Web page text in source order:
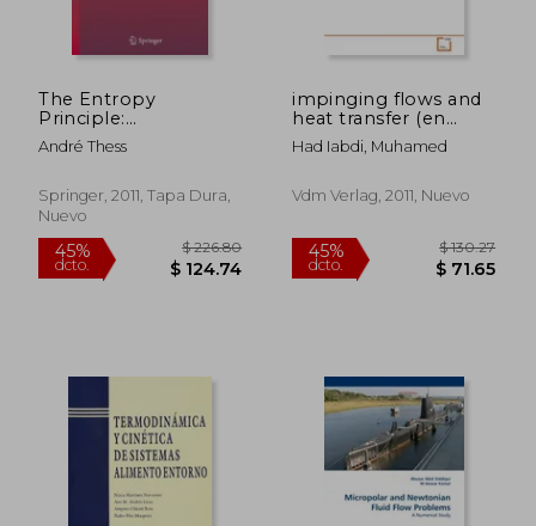
45% 45%
The Entropy
Principle:
Thermodynamics for
the Unsatisfied (en
André Thess
Springer, 2011, Tapa Dura,
Nuevo
impinging flows and
heat transfer (en
Inglés)
Had Iabdi, Muhamed
Vdm Verlag, 2011, Nuevo